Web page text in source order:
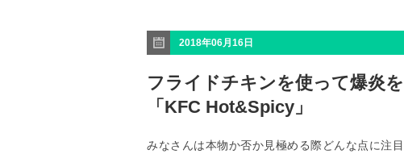
2018年06月16日
フライドチキンを使って爆炎
「KFC Hot&Spicy」
みなさんは本物か否か見極める際どんな点に注